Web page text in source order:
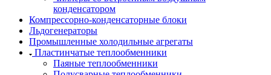
конденсатором
Компрессорно-конденсаторные блоки
Льдогенераторы
Промышленные холодильные агрегаты
Пластинчатые теплообменники
Паяные теплообменники